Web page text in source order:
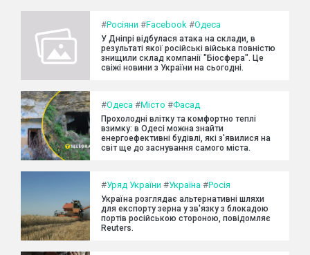
#Росіяни #Facebook #Одеса
У Дніпрі відбулася атака на склади, в
результаті якої російські війська повністю
знищили склад компанії "Біосфера". Це
свіжі новини з України на сьогодні.
#Одеса #Місто #Фасад
Прохолодні влітку та комфортно теплі
взимку: в Одесі можна знайти
енергоефективні будівлі, які з'явилися на
світ ще до заснування самого міста.
#Уряд України #Україна #Росія
Україна розглядає альтернативні шляхи
для експорту зерна у зв'язку з блокадою
портів російською стороною, повідомляє
Reuters.